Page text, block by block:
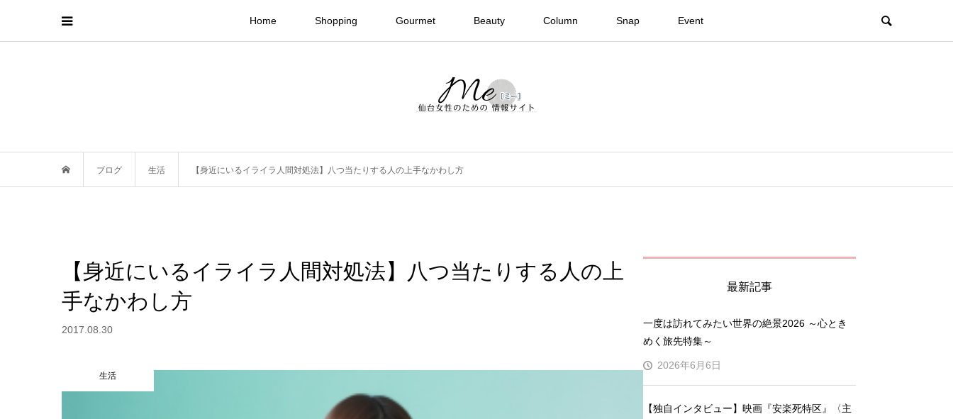
Home Shopping Gourmet Beauty Column Snap Event
ブログ 生活 【身近にいるイライラ人間対処法】八つ当たりする人の上手なかわし方
【身近にいるイライラ人間対処法】八つ当たりする人の上
手なかわし方
2017.08.30
生活
最新記事
一度は訪れてみたい世界の絶景2026 ～心とき
めく旅先特集～
2026年6月6日
【独自インタビュー】映画『安楽死特区』〈主